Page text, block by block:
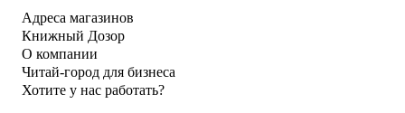
Адреса магазинов
Книжный Дозор
О компании
Читай-город для бизнеса
Хотите у нас работать?